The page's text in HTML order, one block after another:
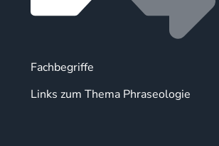
Fachbegriffe
Links zum Thema Phraseologie